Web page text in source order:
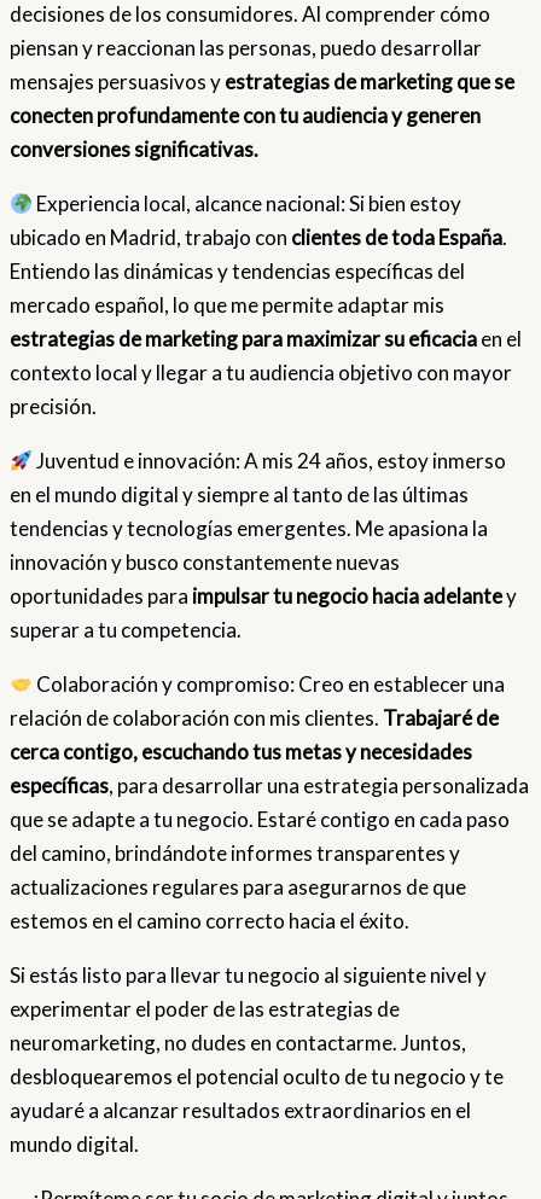
decisiones de los consumidores. Al comprender cómo
piensan y reaccionan las personas, puedo desarrollar
mensajes persuasivos yestrategias de marketing que se
conecten profundamente con tu audiencia y generen
conversiones significativas.
Experiencia local, alcance nacional: Si bien estoy
ubicado en Madrid, trabajo con clientes de toda España.
Entiendo las dinámicas y tendencias específicas del
mercado español, lo que me permite adaptar mis
estrategias de marketing para maximizar su eficaciaen el
contexto local y llegar a tu audiencia objetivo con mayor
precisión.
Juventud e innovación: A mis 24 años, estoy inmerso
en el mundo digital y siempre al tanto de las últimas
tendencias y tecnologías emergentes. Me apasiona la
innovación y busco constantemente nuevas
oportunidades para impulsar tu negocio hacia adelantey
superar a tu competencia.
Colaboración y compromiso: Creo en establecer una
relación de colaboración con mis clientes. Trabajaré de
cerca contigo, escuchando tus metas y necesidades
específicas, para desarrollar una estrategia personalizada
que se adapte a tu negocio. Estaré contigo en cada paso
del camino, brindándote informes transparentes y
actualizaciones regulares para asegurarnos de que
estemos en el camino correcto hacia el éxito.
Si estás listo para llevar tu negocio al siguiente nivel y
experimentar el poder de las estrategias de
neuromarketing, no dudes en contactarme. Juntos,
desbloquearemos el potencial oculto de tu negocio y te
ayudaré a alcanzar resultados extraordinarios en el
mundo digital.